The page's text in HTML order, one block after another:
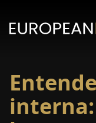
interna: